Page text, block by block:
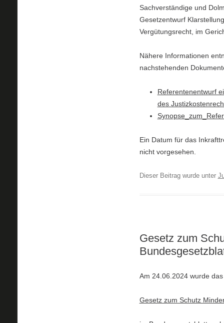
Sachverständige und
Gesetzentwurf
Vergütungsrecht, im
Nähere Informationen
nachstehenden
Referentenentwurf
des
Ein Datum für das
nicht vorgesehen.
Dieser Beitrag wurde unter
Gesetz zum
Am 24.06.2024 wurde das
Gesetz zum Schutz